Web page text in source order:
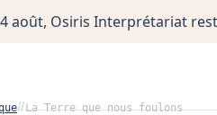
août, Osiris Interprétariat
La Terre que nous foulons